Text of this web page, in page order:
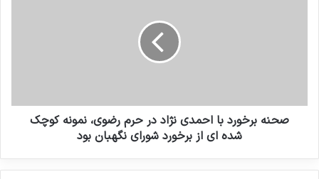
صحنه برخورد با احمدی نژاد در حرم رضوی، نمونه کوچک
شده ای از برخورد شورای نگهبان بود